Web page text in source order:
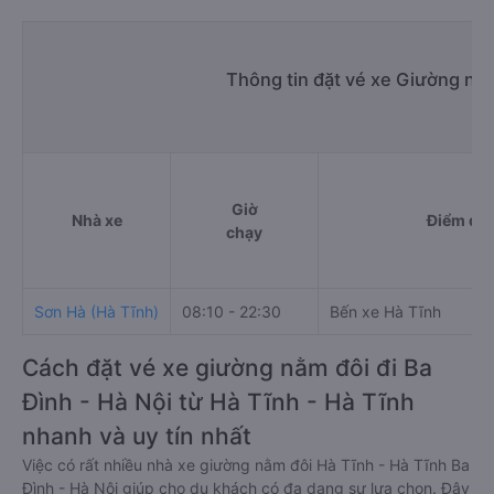
Thông tin đặt vé xe Giường
Nhà xe
Giờ
chạy
Điểm đi
Sơn Hà (Hà Tĩnh) 08:10 - 22:30 Bến xe Hà Tĩnh
Cách đặt vé xe giường nằm đôi đi Ba
Đình - Hà Nội từ Hà Tĩnh - Hà Tĩnh
nhanh và uy tín nhất
Việc có rất nhiều nhà xe giường nằm đôi Hà Tĩnh - Hà Tĩnh Ba
Đình - Hà Nội giúp cho du khách có đa dạng sự lựa chọn. Đây